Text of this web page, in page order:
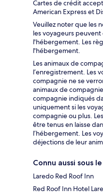
Cartes de crédit
American Express et
Veuillez noter que les
les voyageurs
l'hébergement. Les
l'hébergement.
Les animaux de
l’enregistrement. Les
compagnie ne se
animaux de
compagnie indiqués
uniquement si les
compagnie ou plus.
être tenus en laisse
l’hébergement. Les
déjections de leur
Connu aussi sous
Laredo Red Roof Inn
Red Roof Inn Hotel